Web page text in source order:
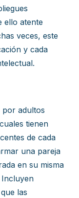
ello atente
veces, este
y cada
por adultos
tienen
de cada
una pareja
en su misma
Incluyen
las